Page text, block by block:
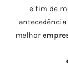
e fim de
melhor